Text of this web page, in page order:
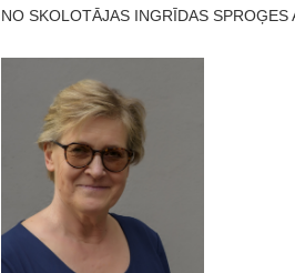
NO SKOLOTĀJAS INGRĪDAS SPROĢES